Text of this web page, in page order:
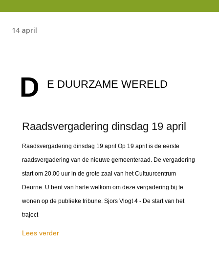
14 april
D E DUURZAME WERELD
Raadsvergadering dinsdag 19 april
Raadsvergadering dinsdag 19 april Op 19 april is de eerste
raadsvergadering van de nieuwe gemeenteraad. De vergadering
start om 20.00 uur in de grote zaal van het Cultuurcentrum
Deurne. U bent van harte welkom om deze vergadering bij te
wonen op de publieke tribune. Sjors Vlogt 4 - De start van het
traject
Lees verder